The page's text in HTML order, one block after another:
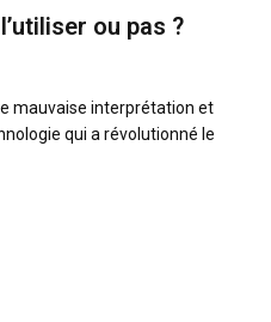
ou pas ?
mauvaise interprétation et
qui a révolutionné le